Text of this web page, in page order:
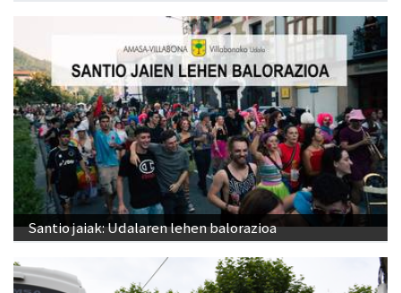
Santio jaiak: Udalaren lehen balorazioa